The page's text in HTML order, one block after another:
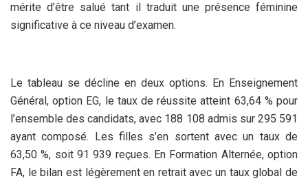
mérite d’être salué tant il traduit une présence féminine
significative à ce niveau d’examen.
Le tableau se décline en deux options. En Enseignement
Général, option EG, le taux de réussite atteint 63,64 % pour
l’ensemble des candidats, avec 188 108 admis sur 295 591
ayant composé. Les filles s’en sortent avec un taux de
63,50 %, soit 91 939 reçues. En Formation Alternée, option
FA, le bilan est légèrement en retrait avec un taux global de